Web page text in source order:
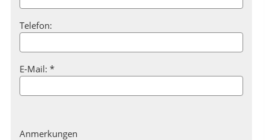
Telefon:
E-Mail: *
Anmerkungen